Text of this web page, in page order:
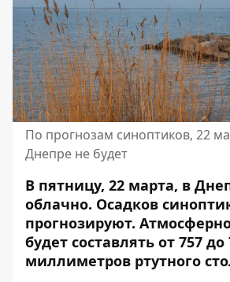
По прогнозам синоптиков, 22
Днепре не будет
В пятницу, 22 марта, в
облачно. Осадков
прогнозируют.
будет составлять от 757 до
миллиметров ртутного